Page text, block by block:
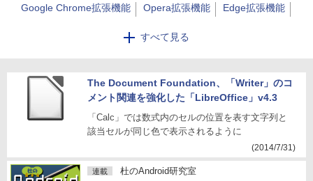
すべて見る
Google Chrome拡張機能 Opera拡張機能 Edge拡張機能
その他
The Document Foundation、「Writer」のコ
メント関連を強化した「LibreOffice」v4.3
「Calc」では数式内のセルの位置を表す文字列と
該当セルが同じ色で表示されるように
(2014/7/31)
連載 杜のAndroid研究室